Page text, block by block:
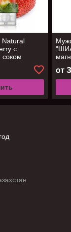
Natural
с
соком
Ши,
от